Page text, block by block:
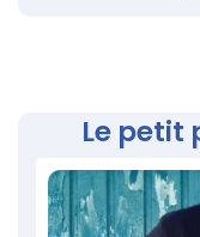
Le petit